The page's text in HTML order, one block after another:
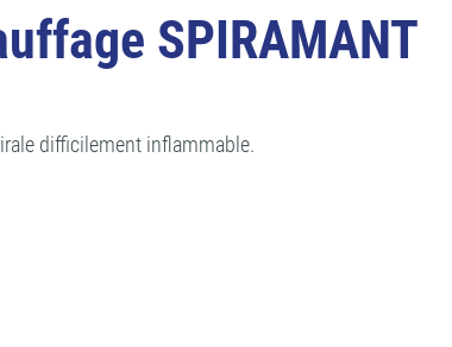
SPIRAMANT
difficilement inflammable.